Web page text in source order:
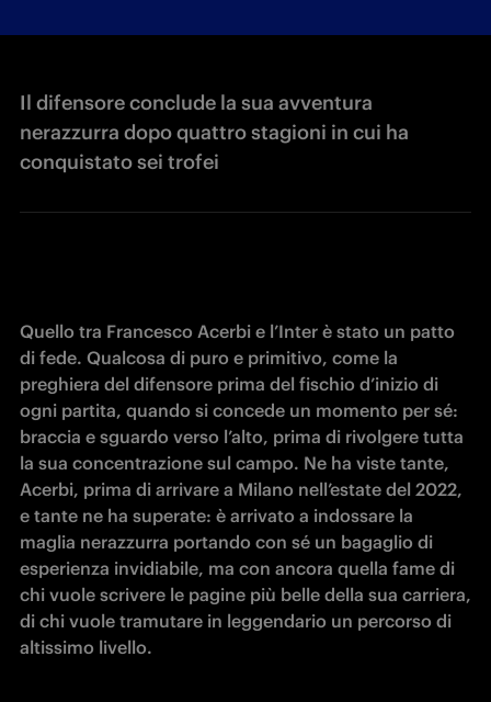
Il difensore conclude la sua avventura
nerazzurra dopo quattro stagioni in cui ha
conquistato sei trofei
Quello tra Francesco Acerbi e l’Inter è stato un patto
di fede. Qualcosa di puro e primitivo, come la
preghiera del difensore prima del fischio d’inizio di
ogni partita, quando si concede un momento per sé:
braccia e sguardo verso l’alto, prima di rivolgere tutta
la sua concentrazione sul campo. Ne ha viste tante,
Acerbi, prima di arrivare a Milano nell’estate del 2022,
e tante ne ha superate: è arrivato a indossare la
maglia nerazzurra portando con sé un bagaglio di
esperienza invidiabile, ma con ancora quella fame di
chi vuole scrivere le pagine più belle della sua carriera,
di chi vuole tramutare in leggendario un percorso di
altissimo livello.